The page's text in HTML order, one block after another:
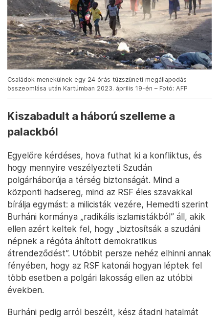
Családok menekülnek egy 24 órás tűzszüneti megállapodás
összeomlása után Kartúmban 2023. április 19-én – Fotó: AFP
Kiszabadult a háború szelleme a
palackból
Egyelőre kérdéses, hova futhat ki a konfliktus, és
hogy mennyire veszélyezteti Szudán
polgárháborúja a térség biztonságát. Mind a
központi hadsereg, mind az RSF éles szavakkal
bírálja egymást: a milicisták vezére, Hemedti szerint
Burháni kormánya „radikális iszlamistákból” áll, akik
ellen azért keltek fel, hogy „biztosítsák a szudáni
népnek a régóta áhított demokratikus
átrendeződést”. Utóbbit persze nehéz elhinni annak
fényében, hogy az RSF katonái hogyan léptek fel
több esetben a polgári lakosság ellen az utóbbi
években.
Burháni pedig arról beszélt, kész átadni hatalmát